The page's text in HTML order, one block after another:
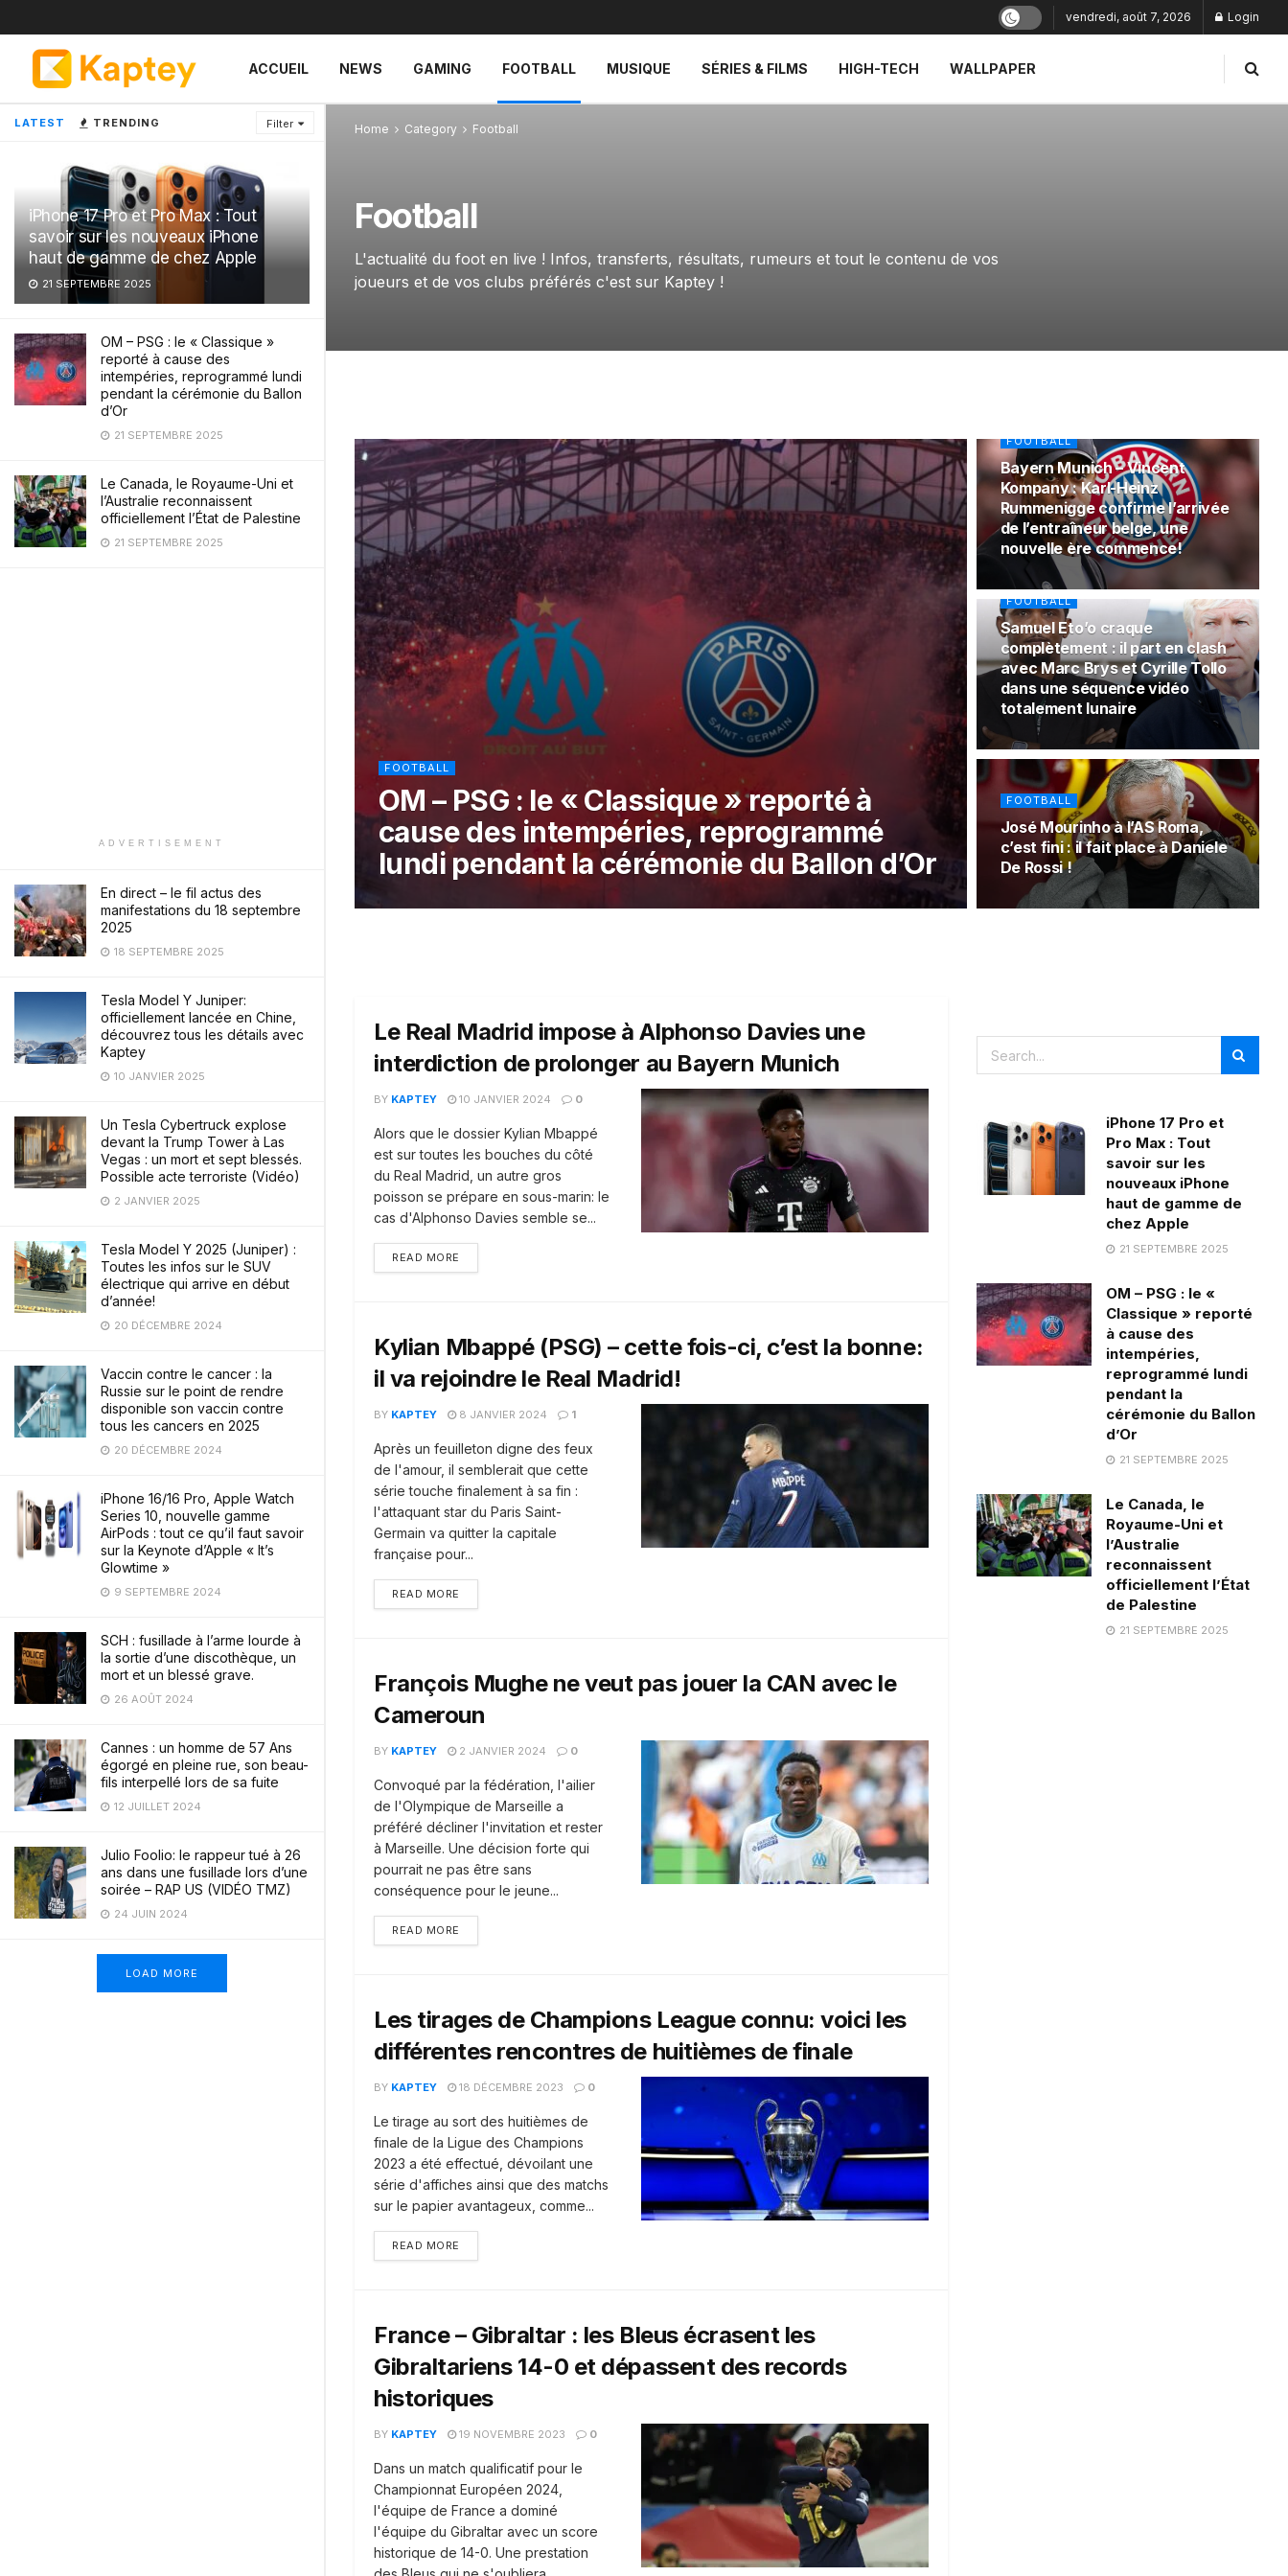
LATEST TRENDING Filter
iPhone 17 Pro et Pro Max : Tout
savoir sur les nouveaux iPhone
haut de gamme de chez Apple
21 SEPTEMBRE 2025
OM – PSG : le « Classique »
reporté à cause des
intempéries, reprogrammé lundi
pendant la cérémonie du Ballon
d’Or
21 SEPTEMBRE 2025
Le Canada, le Royaume-Uni et
l’Australie reconnaissent
officiellement l’État de Palestine
21 SEPTEMBRE 2025
ADVERTISEMENT
En direct – le fil actus des
manifestations du 18 septembre
2025
18 SEPTEMBRE 2025
Tesla Model Y Juniper:
officiellement lancée en Chine,
découvrez tous les détails avec
Kaptey
10 JANVIER 2025
Un Tesla Cybertruck explose
devant la Trump Tower à Las
Vegas : un mort et sept blessés.
Possible acte terroriste (Vidéo)
2 JANVIER 2025
Tesla Model Y 2025 (Juniper) :
Toutes les infos sur le SUV
électrique qui arrive en début
d’année!
20 DÉCEMBRE 2024
Vaccin contre le cancer : la
Russie sur le point de rendre
disponible son vaccin contre
tous les cancers en 2025
20 DÉCEMBRE 2024
iPhone 16/16 Pro, Apple Watch
Series 10, nouvelle gamme
AirPods : tout ce qu’il faut savoir
sur la Keynote d’Apple « It’s
Glowtime »
9 SEPTEMBRE 2024
SCH : fusillade à l’arme lourde à
la sortie d’une discothèque, un
mort et un blessé grave.
26 AOÛT 2024
Cannes : un homme de 57 Ans
égorgé en pleine rue, son beau-
fils interpellé lors de sa fuite
12 JUILLET 2024
Julio Foolio: le rappeur tué à 26
ans dans une fusillade lors d’une
soirée – RAP US (VIDÉO TMZ)
24 JUIN 2024
LOAD MORE
vendredi, août 7, 2026 Login
ACCUEIL NEWS GAMING FOOTBALL MUSIQUE SÉRIES & FILMS HIGH-TECH WALLPAPER
Home Category Football
Football
L'actualité du foot en live ! Infos, transferts, résultats, rumeurs et tout le contenu de vos
joueurs et de vos clubs préférés c'est sur Kaptey !
FOOTBALL
OM – PSG : le « Classique » reporté à
cause des intempéries, reprogrammé
lundi pendant la cérémonie du Ballon d’Or
FOOTBALL
Bayern Munich – Vincent
Kompany : Karl-Heinz
Rummenigge confirme l’arrivée
de l’entraîneur belge, une
nouvelle ère commence!
FOOTBALL
Samuel Eto’o craque
complètement : il part en clash
avec Marc Brys et Cyrille Tollo
dans une séquence vidéo
totalement lunaire
FOOTBALL
José Mourinho à l’AS Roma,
c’est fini : il fait place à Daniele
De Rossi !
Le Real Madrid impose à Alphonso Davies une
interdiction de prolonger au Bayern Munich
BY KAPTEY 10 JANVIER 2024 0
Alors que le dossier Kylian Mbappé
est sur toutes les bouches du côté
du Real Madrid, un autre gros
poisson se prépare en sous-marin: le
cas d'Alphonso Davies semble se...
READ MORE
Kylian Mbappé (PSG) – cette fois-ci, c’est la bonne:
il va rejoindre le Real Madrid!
BY KAPTEY 8 JANVIER 2024 1
Après un feuilleton digne des feux
de l'amour, il semblerait que cette
série touche finalement à sa fin :
l'attaquant star du Paris Saint-
Germain va quitter la capitale
française pour...
READ MORE
François Mughe ne veut pas jouer la CAN avec le
Cameroun
BY KAPTEY 2 JANVIER 2024 0
Convoqué par la fédération, l'ailier
de l'Olympique de Marseille a
préféré décliner l'invitation et rester
à Marseille. Une décision forte qui
pourrait ne pas être sans
conséquence pour le jeune...
READ MORE
Les tirages de Champions League connu: voici les
différentes rencontres de huitièmes de finale
BY KAPTEY 18 DÉCEMBRE 2023 0
Le tirage au sort des huitièmes de
finale de la Ligue des Champions
2023 a été effectué, dévoilant une
série d'affiches ainsi que des matchs
sur le papier avantageux, comme...
READ MORE
France – Gibraltar : les Bleus écrasent les
Gibraltariens 14-0 et dépassent des records
historiques
BY KAPTEY 19 NOVEMBRE 2023 0
Dans un match qualificatif pour le
Championnat Européen 2024,
l'équipe de France a dominé
l'équipe du Gibraltar avec un score
historique de 14-0. Une prestation
iPhone 17 Pro et
Pro Max : Tout
savoir sur les
nouveaux iPhone
haut de gamme de
chez Apple
21 SEPTEMBRE 2025
OM – PSG : le «
Classique » reporté
à cause des
intempéries,
reprogrammé lundi
pendant la
cérémonie du Ballon
d’Or
21 SEPTEMBRE 2025
Le Canada, le
Royaume-Uni et
l’Australie
reconnaissent
officiellement l’État
de Palestine
21 SEPTEMBRE 2025